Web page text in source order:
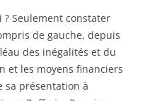
Seulement constater
de gauche, depuis
des inégalités et du
et les moyens financiers
sa présentation à